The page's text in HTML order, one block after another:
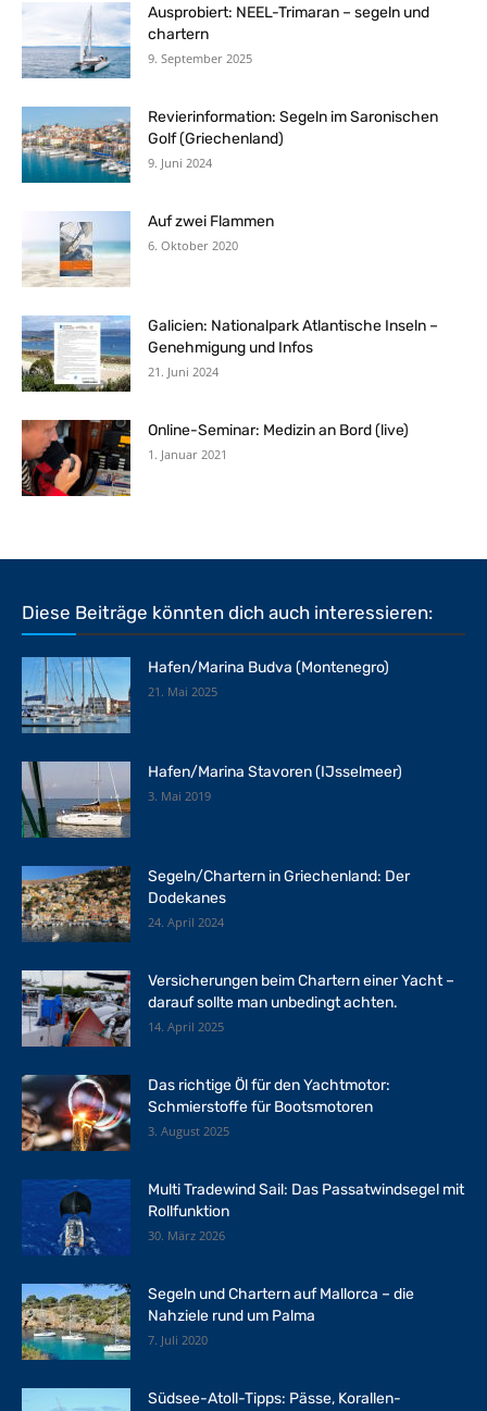
Ausprobiert: NEEL-Trimaran – segeln und
chartern
9. September 2025
Revierinformation: Segeln im Saronischen
Golf (Griechenland)
9. Juni 2024
Auf zwei Flammen
6. Oktober 2020
Galicien: Nationalpark Atlantische Inseln –
Genehmigung und Infos
21. Juni 2024
Online-Seminar: Medizin an Bord (live)
1. Januar 2021
Diese Beiträge könnten dich auch interessieren:
Hafen/Marina Budva (Montenegro)
21. Mai 2025
Hafen/Marina Stavoren (IJsselmeer)
3. Mai 2019
Segeln/Chartern in Griechenland: Der
Dodekanes
24. April 2024
Versicherungen beim Chartern einer Yacht –
darauf sollte man unbedingt achten.
14. April 2025
Das richtige Öl für den Yachtmotor:
Schmierstoffe für Bootsmotoren
3. August 2025
Multi Tradewind Sail: Das Passatwindsegel mit
Rollfunktion
30. März 2026
Segeln und Chartern auf Mallorca – die
Nahziele rund um Palma
7. Juli 2020
Südsee-Atoll-Tipps: Pässe, Korallen-